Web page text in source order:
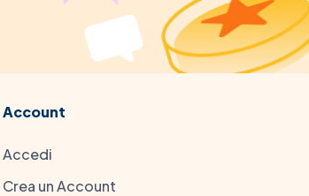
Account
Accedi
Crea un Account